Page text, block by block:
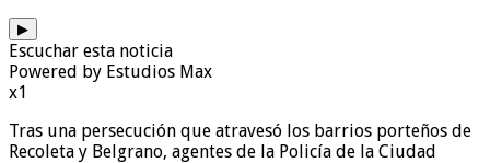
▶
Escuchar esta noticia
Powered by Estudios Max
x1
Tras una persecución que atravesó los barrios porteños de
Recoleta y Belgrano, agentes de la Policía de la Ciudad